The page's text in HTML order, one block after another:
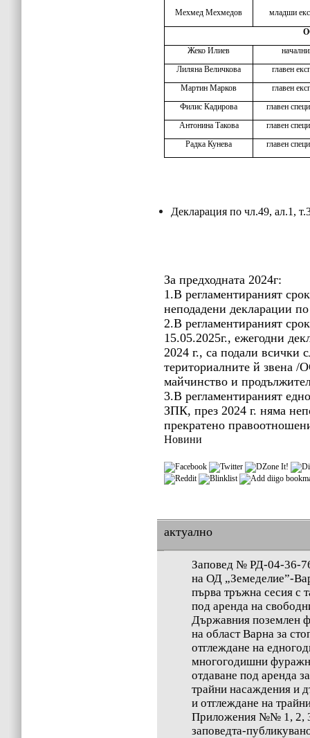
Мехмед Мехмедов
младши
Жеко Илиев
Лиляна Величкова
главен
Мартин Марков
главен
Филис Кадирова
главен
Антонина Такова
главен
Радка Кунева
главен
Декларация по чл.49, ал.1,
За предходната 2024г:
1.В регламентираният
неподадени декларации
2.В регламентираният
15.05.2025г., ежегодни
2024 г., са подали всички
териториалните й звена
майчинство и
3.В регламентираният
ЗПК, през 2024 г. няма
прекратено
Новини
актуално
Заповед № РД-04-36-
на ОД „Земеделие”-
първа тръжна сесия с
под аренда на
Държавния поземлен
на област Варна за
отглеждане на
многогодишни
отдаване под аренда
трайни насаждения и
и отглеждане на
Приложения №№ 1, 2, 3
заповедта-